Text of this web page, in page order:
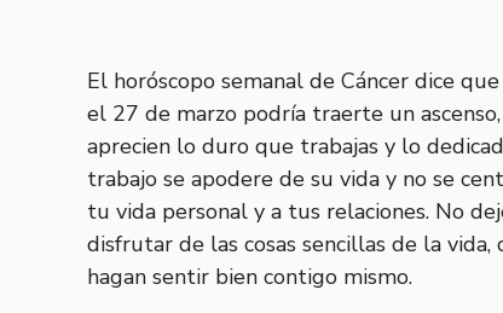
El horóscopo semanal de Cáncer dice
el 27 de marzo podría traerte un
aprecien lo duro que trabajas y lo
trabajo se apodere de su vida y no se
tu vida personal y a tus relaciones. No
disfrutar de las cosas sencillas de la
hagan sentir bien contigo mismo.